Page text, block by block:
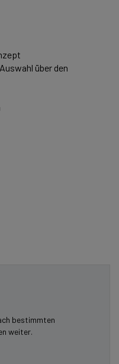
über den
bestimmten
weiter.